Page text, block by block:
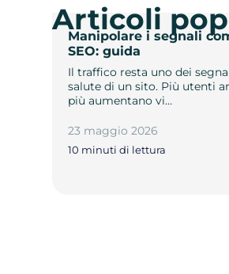
Manipolare i segnali
SEO: guida
Il traffico resta uno dei
salute di un sito. Più utenti
più aumentano vi…
23 maggio 2026
10 minuti di lettura
Articoli